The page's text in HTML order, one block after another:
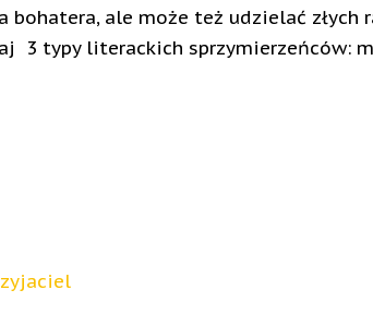
bohatera, ale może też udzielać złych
3 typy literackich sprzymierzeńców: